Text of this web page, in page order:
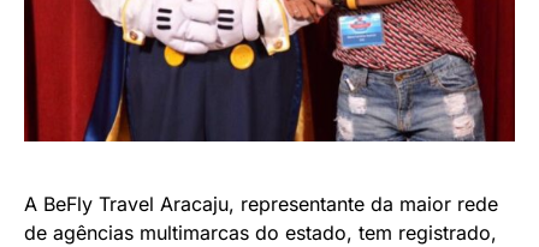
A BeFly Travel Aracaju, representante da maior rede
de agências multimarcas do estado, tem registrado,